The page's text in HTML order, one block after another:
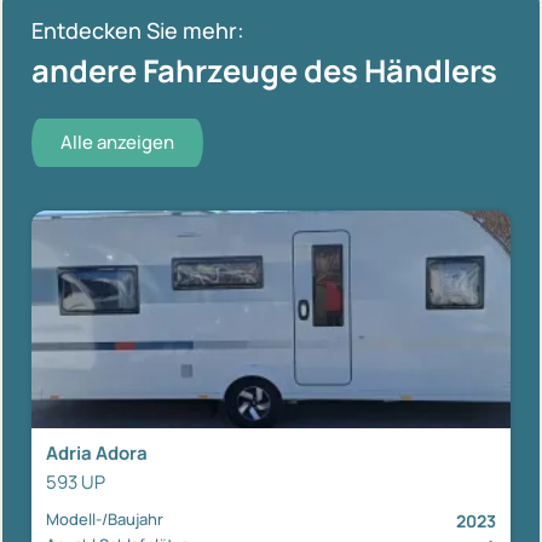
Entdecken Sie mehr:
andere Fahrzeuge des Händlers
Alle anzeigen
Adria Adora
593 UP
Modell-/Baujahr 2023